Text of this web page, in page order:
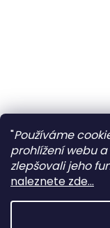
"Používáme
prohlížení webu
zlepšovali jeho
naleznete zde...